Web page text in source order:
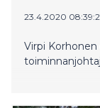
23.4.2020
Virpi